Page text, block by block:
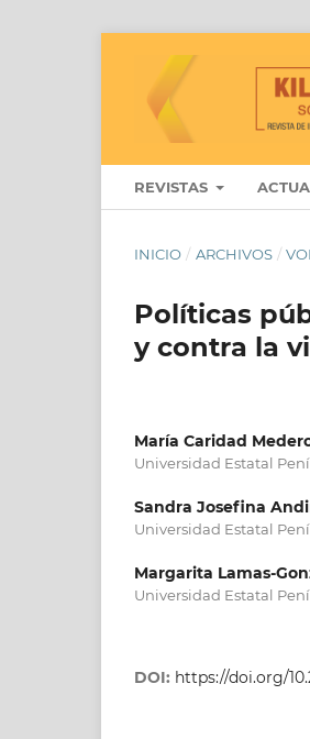
REVISTAS
INICIO / ARCHIVOS /
Políticas
y contra la
María Caridad
Universidad Estatal
Sandra Josefina
Universidad Estatal
Margarita Lamas-
Universidad Estatal
DOI: https://doi.org/